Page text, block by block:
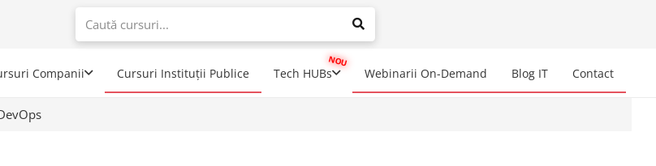
When autocomplete results are available use up and down arrows to
Companii Cursuri Instituții Publice Tech HUBs Webinarii On-Demand Blog IT Contact